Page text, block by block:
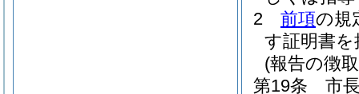
2
前項の規
す証明書
(報告の徴
第19条
市